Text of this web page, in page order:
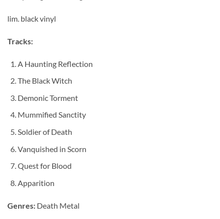
lim. black vinyl
Tracks:
A Haunting Reflection
The Black Witch
Demonic Torment
Mummified Sanctity
Soldier of Death
Vanquished in Scorn
Quest for Blood
Apparition
Genres: Death Metal